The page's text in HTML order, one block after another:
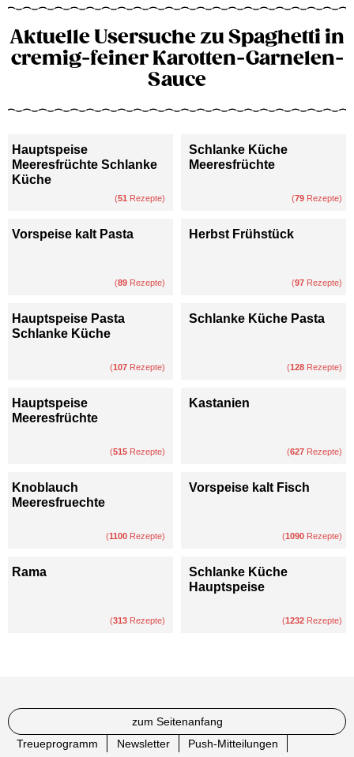
Aktuelle Usersuche zu Spaghetti in
cremig-feiner Karotten-Garnelen-
Sauce
Hauptspeise
Meeresfrüchte Schlanke
Küche
(51 Rezepte)
Schlanke Küche
Meeresfrüchte
(79 Rezepte)
Vorspeise kalt Pasta
(89 Rezepte)
Herbst Frühstück
(97 Rezepte)
Hauptspeise Pasta
Schlanke Küche
(107 Rezepte)
Schlanke Küche Pasta
(128 Rezepte)
Hauptspeise
Meeresfrüchte
(515 Rezepte)
Kastanien
(627 Rezepte)
Knoblauch
Meeresfruechte
(1100 Rezepte)
Vorspeise kalt Fisch
(1090 Rezepte)
Rama
(313 Rezepte)
Schlanke Küche
Hauptspeise
(1232 Rezepte)
zum Seitenanfang
Treueprogramm
Newsletter
Push-Mitteilungen